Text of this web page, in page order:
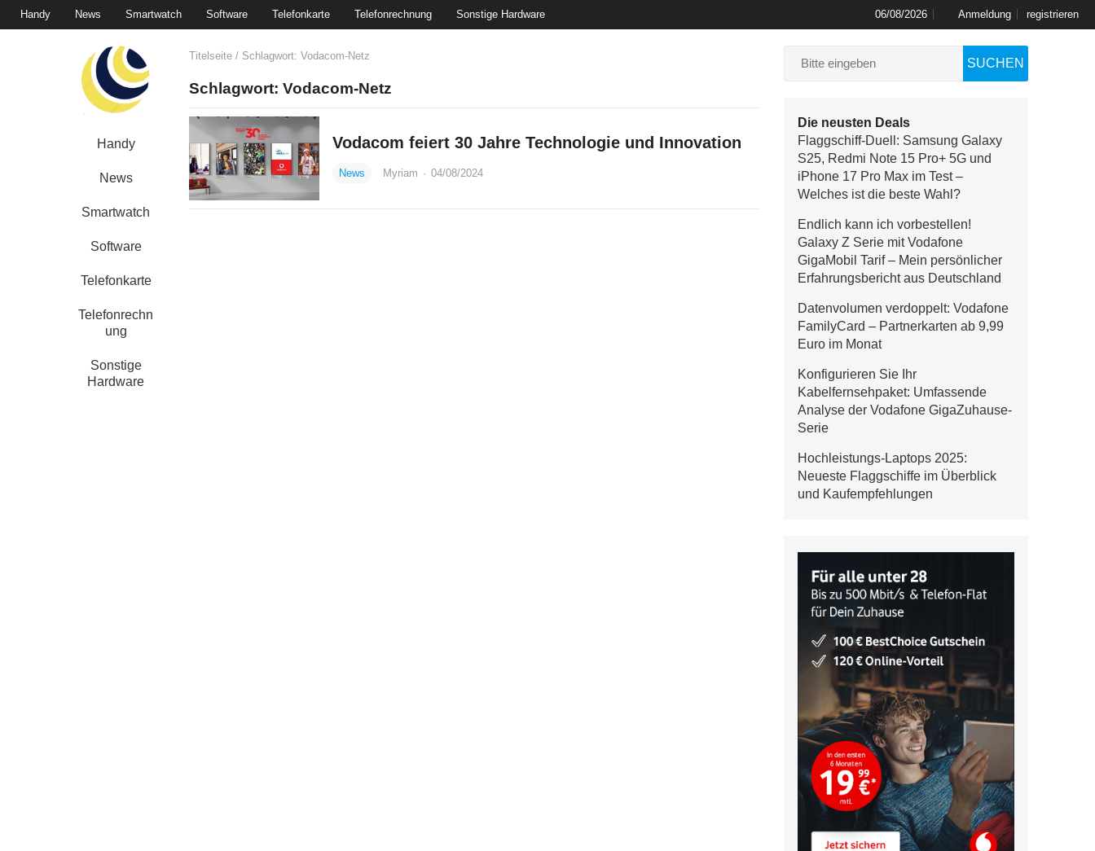
Handy News Smartwatch Software Telefonkarte Telefonrechnung Sonstige Hardware 06/08/2026 Anmeldung registrieren
Handy
News
Smartwatch
Software
Telefonkarte
Telefonrechn
ung
Sonstige
Hardware
Titelseite / Schlagwort: Vodacom-Netz
Schlagwort: Vodacom-Netz
Vodacom feiert 30 Jahre Technologie und Innovation
News Myriam · 04/08/2024
SUCHEN
Die neusten Deals
Flaggschiff-Duell: Samsung Galaxy
S25, Redmi Note 15 Pro+ 5G und
iPhone 17 Pro Max im Test –
Welches ist die beste Wahl?
Endlich kann ich vorbestellen!
Galaxy Z Serie mit Vodafone
GigaMobil Tarif – Mein persönlicher
Erfahrungsbericht aus Deutschland
Datenvolumen verdoppelt: Vodafone
FamilyCard – Partnerkarten ab 9,99
Euro im Monat
Konfigurieren Sie Ihr
Kabelfernsehpaket: Umfassende
Analyse der Vodafone GigaZuhause-
Serie
Hochleistungs-Laptops 2025:
Neueste Flaggschiffe im Überblick
und Kaufempfehlungen